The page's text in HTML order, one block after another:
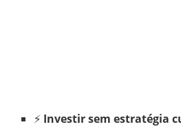
⚡ Investir sem estratégia